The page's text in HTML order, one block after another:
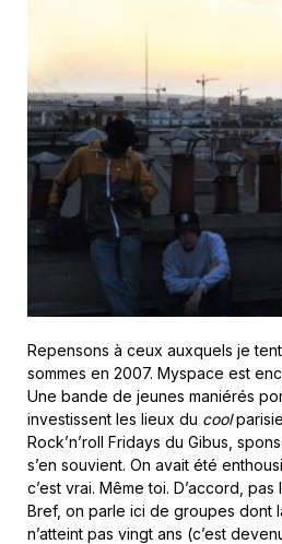
Repensons à ceux auxquels je
sommes en 2007. Myspace est
Une bande de jeunes maniérés
investissent les lieux du cool
Rock’n’roll Fridays du Gibus,
s’en souvient. On avait été
c’est vrai. Même toi. D’accord,
Bref, on parle ici de groupes dont
n’atteint pas vingt ans (c’est